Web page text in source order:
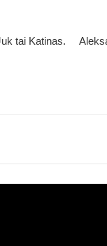
tai Katinas.